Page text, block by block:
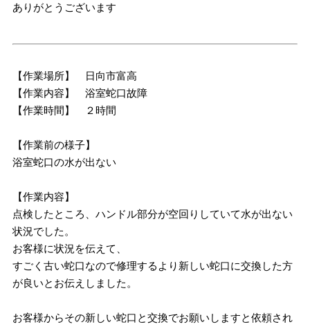
ありがとうございます
【作業場所】 日向市富高
【作業内容】 浴室蛇口故障
【作業時間】 ２時間
【作業前の様子】
浴室蛇口の水が出ない
【作業内容】
点検したところ、ハンドル部分が空回りしていて水が出ない
状況でした。
お客様に状況を伝えて、
すごく古い蛇口なので修理するより新しい蛇口に交換した方
が良いとお伝えしました。
お客様からその新しい蛇口と交換でお願いしますと依頼され